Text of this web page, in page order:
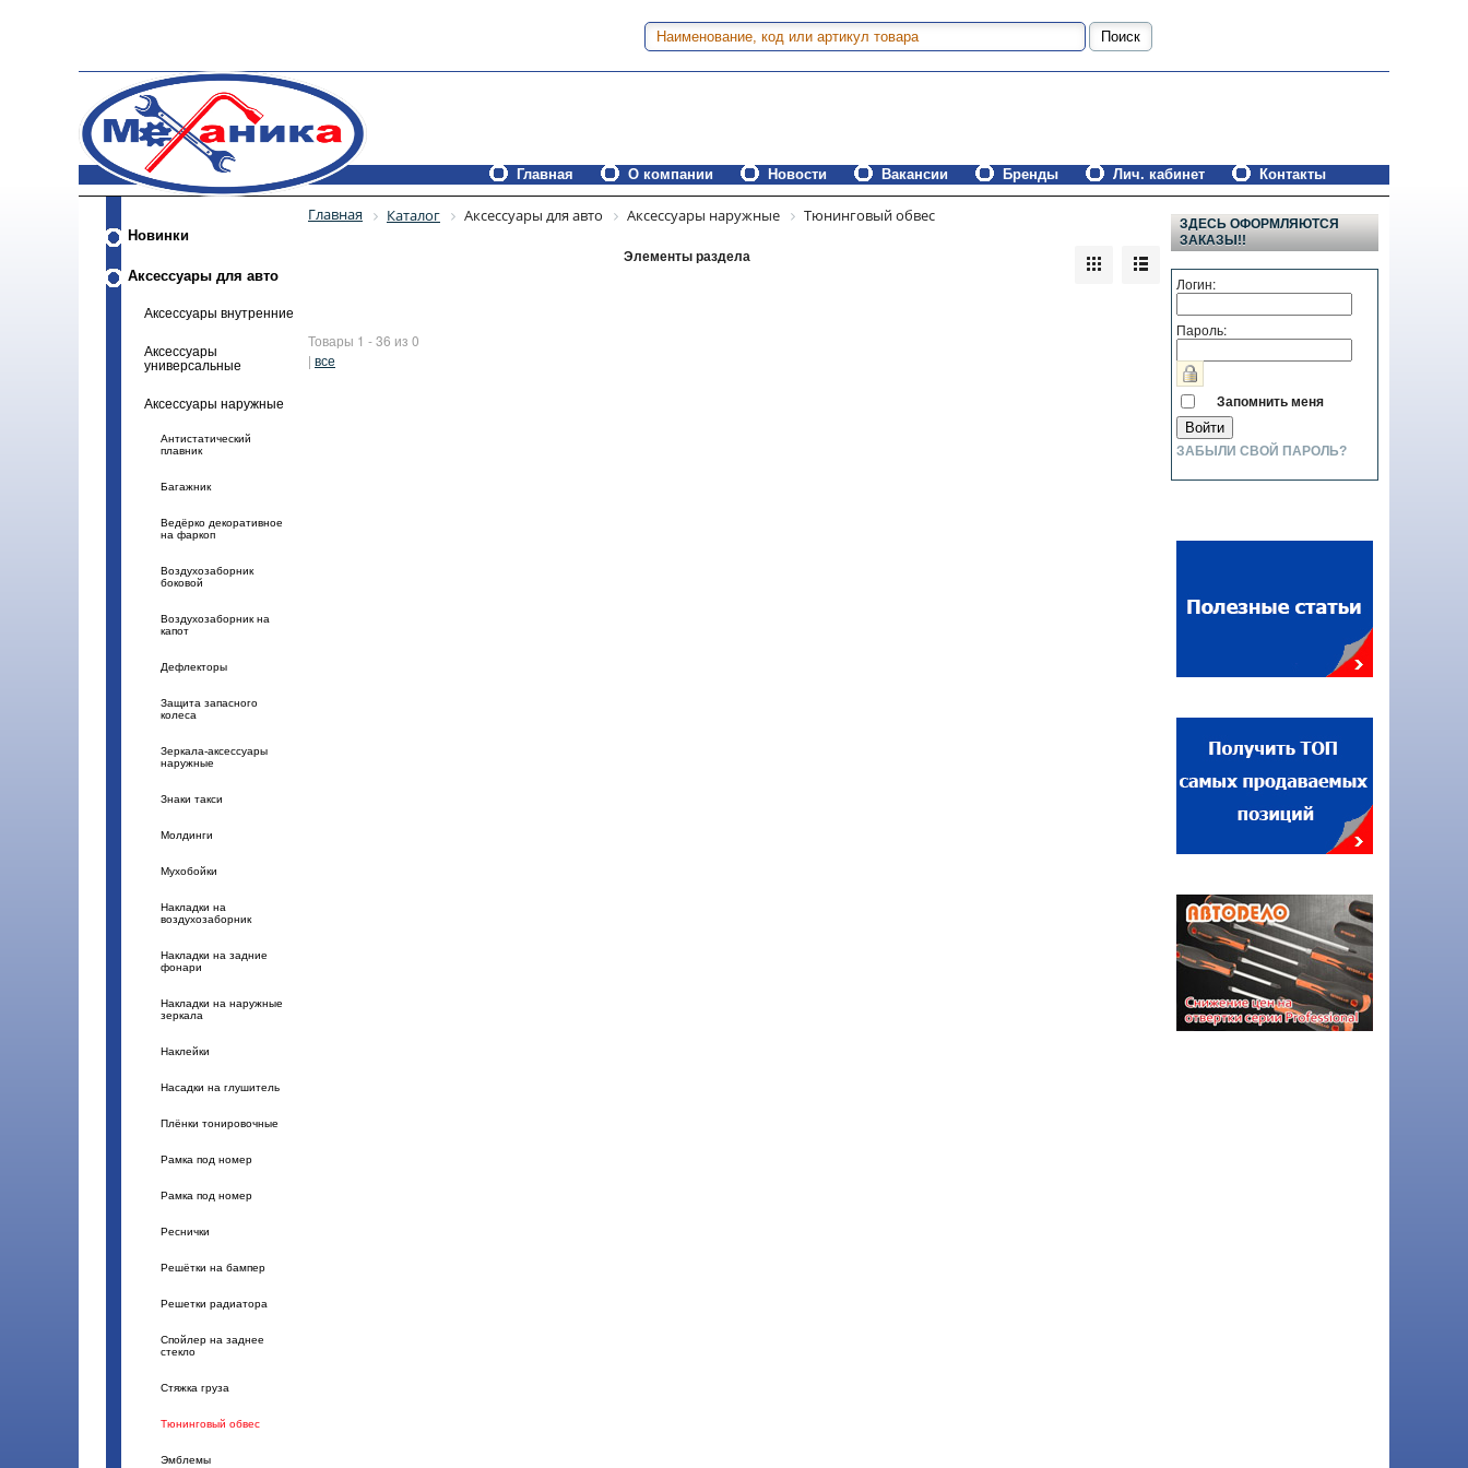
Главная О компании Новости Вакансии Бренды Лич. кабинет Контакты
Новинки
Аксессуары для авто
Аксессуары внутренние
Аксессуары
универсальные
Аксессуары наружные
Антистатический
плавник
Багажник
Ведёрко декоративное
на фаркоп
Воздухозаборник
боковой
Воздухозаборник на
капот
Дефлекторы
Защита запасного
колеса
Зеркала-аксессуары
наружные
Знаки такси
Молдинги
Мухобойки
Накладки на
воздухозаборник
Накладки на задние
фонари
Накладки на наружные
зеркала
Наклейки
Насадки на глушитель
Плёнки тонировочные
Рамка под номер
Рамка под номер
Реснички
Решётки на бампер
Решетки радиатора
Спойлер на заднее
стекло
Стяжка груза
Тюнинговый обвес
Эмблемы
Главная Каталог Аксессуары для авто Аксессуары наружные Тюнинговый обвес
Элементы раздела
Товары 1 - 36 из 0
| все
ЗДЕСЬ ОФОРМЛЯЮТСЯ
ЗАКАЗЫ!!
Логин:
Пароль:
Запомнить меня
ЗАБЫЛИ СВОЙ ПАРОЛЬ?